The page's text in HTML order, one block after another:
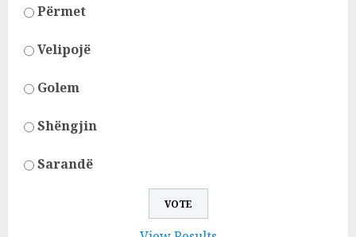
Përmet
Velipojë
Golem
Shëngjin
Sarandë